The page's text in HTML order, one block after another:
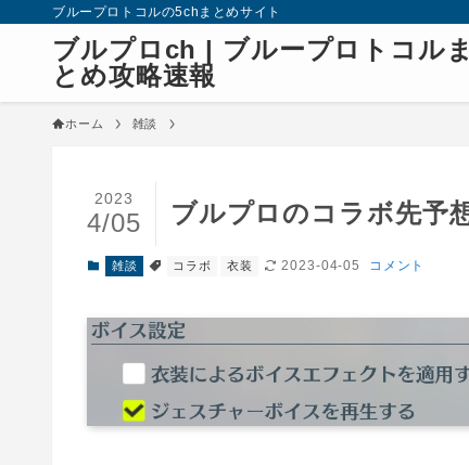
ブループロトコルの5chまとめサイト
ブルプロch | ブループロトコルま
とめ攻略速報
ホーム 雑談
ブルプロのコラボ先予
2023
4/05
雑談 コラボ 衣装 2023-04-05 コメント